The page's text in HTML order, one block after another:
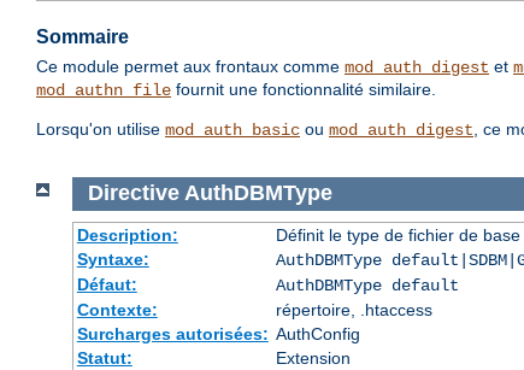
Sommaire
Ce module permet aux frontaux comme mod_auth_digest et
mod_authn_file fournit une fonctionnalité similaire.
Lorsqu'on utilise mod_auth_basic ou mod_auth_digest, ce
Directive AuthDBMType
Description:
Définit le type de fichier de
Syntaxe:
AuthDBMType
Défaut:
AuthDBMType default
Contexte:
répertoire, .htaccess
Surcharges autorisées: AuthConfig
Statut:
Extension